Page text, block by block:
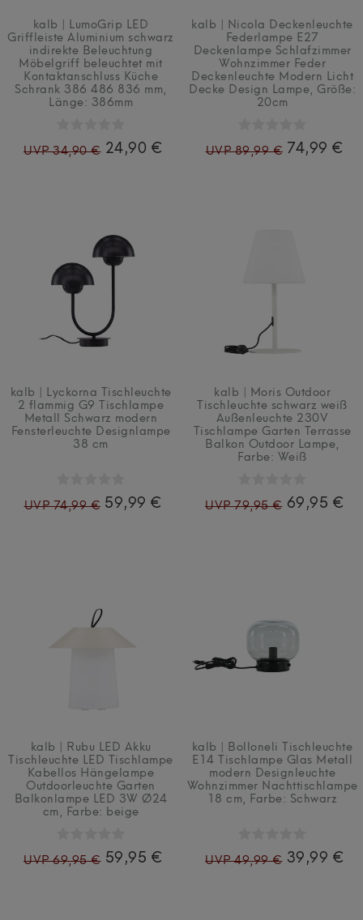
kalb | LumoGrip LED
Griffleiste Aluminium schwarz
indirekte Beleuchtung
Möbelgriff beleuchtet mit
Kontaktanschluss Küche
Schrank 386 486 836 mm ,
Länge: 386mm
UVP 34,90 € 24,90 €
kalb | Nicola Deckenleuchte
Federlampe E27
Deckenlampe Schlafzimmer
Wohnzimmer Feder
Deckenleuchte Modern Licht
Decke Design Lampe, Größe:
20cm
UVP 89,99 € 74,99 €
kalb | Lyckorna Tischleuchte
2 flammig G9 Tischlampe
Metall Schwarz modern
Fensterleuchte Designlampe
38 cm
UVP 74,99 € 59,99 €
kalb | Moris Outdoor
Tischleuchte schwarz weiß
Außenleuchte 230V
Tischlampe Garten Terrasse
Balkon Outdoor Lampe,
Farbe: Weiß
UVP 79,95 € 69,95 €
kalb | Rubu LED Akku
Tischleuchte LED Tischlampe
Kabellos Hängelampe
Outdoorleuchte Garten
Balkonlampe LED 3W Ø24
cm , Farbe: beige
UVP 69,95 € 59,95 €
kalb | Bolloneli Tischleuchte
E14 Tischlampe Glas Metall
modern Designleuchte
Wohnzimmer Nachttischlampe
18 cm , Farbe: Schwarz
UVP 49,99 € 39,99 €